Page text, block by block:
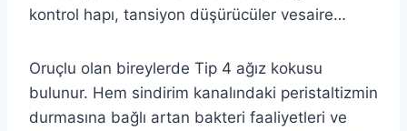
kontrol hapı, tansiyon düşürücüler vesaire…
Oruçlu olan bireylerde Tip 4 ağız kokusu
bulunur. Hem sindirim kanalındaki peristaltizmin
durmasına bağlı artan bakteri faaliyetleri ve